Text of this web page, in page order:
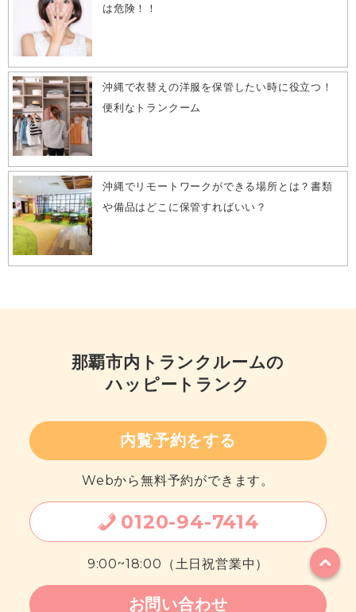
は危険！！
沖縄で衣替えの洋服を保管したい時に役立つ！
便利なトランクーム
沖縄でリモートワークができる場所とは？書類
や備品はどこに保管すればいい？
那覇市内 トランクルームの
ハッピートランク
内覧予約をする
Webから無料予約ができます。
0120-94-7414
9:00~18:00（土日祝営業中）
お問い合わせ
ページの
先頭へ